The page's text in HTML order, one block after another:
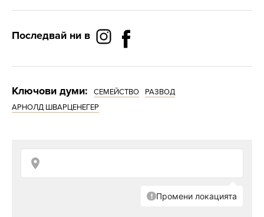
Последвай ни в
Ключови думи: СЕМЕЙСТВО
РАЗВОД
АРНОЛД ШВАРЦЕНЕГЕР